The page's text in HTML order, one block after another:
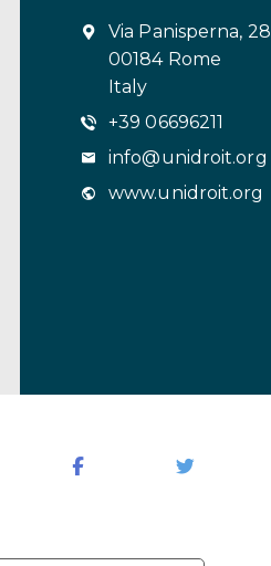
Via Panisperna, 28
00184 Rome
Italy
+39 06696211
info@unidroit.org
www.unidroit.org